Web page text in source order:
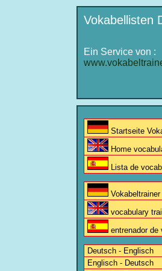
Vokabellisten
Ein Service von :
Startseite
Home
Lista de
Vokabeltrainer
vocabulary
entrenador de
Deutsch - Englisch
Englisch - Deutsch